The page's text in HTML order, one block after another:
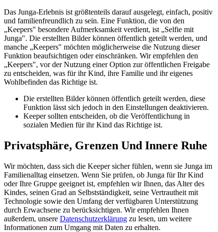
Das Junga-Erlebnis ist größtenteils darauf ausgelegt, einfach, positiv
und familienfreundlich zu sein. Eine Funktion, die von den
„Keepers" besondere Aufmerksamkeit verdient, ist „Selfie mit
Junga". Die erstellten Bilder können öffentlich geteilt werden, und
manche „Keepers" möchten möglicherweise die Nutzung dieser
Funktion beaufsichtigen oder einschränken. Wir empfehlen den
„Keepers", vor der Nutzung einer Option zur öffentlichen Freigabe
zu entscheiden, was für ihr Kind, ihre Familie und ihr eigenes
Wohlbefinden das Richtige ist.
Die erstellten Bilder können öffentlich geteilt werden, diese
Funktion lässt sich jedoch in den Einstellungen deaktivieren.
Keeper sollten entscheiden, ob die Veröffentlichung in
sozialen Medien für ihr Kind das Richtige ist.
Privatsphäre, Grenzen Und Innere Ruhe
Wir möchten, dass sich die Keeper sicher fühlen, wenn sie Junga im
Familienalltag einsetzen. Wenn Sie prüfen, ob Junga für Ihr Kind
oder Ihre Gruppe geeignet ist, empfehlen wir Ihnen, das Alter des
Kindes, seinen Grad an Selbstständigkeit, seine Vertrautheit mit
Technologie sowie den Umfang der verfügbaren Unterstützung
durch Erwachsene zu berücksichtigen. Wir empfehlen Ihnen
außerdem, unsere Datenschutzerklärung zu lesen, um weitere
Informationen zum Umgang mit Daten zu erhalten.